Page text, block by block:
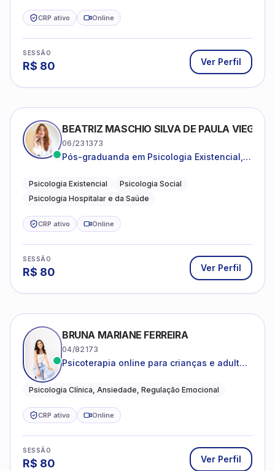
CRP ativo Online
SESSÃO
R$ 80 Ver Perfil
BEATRIZ MASCHIO SILVA DE PAULA VIEGAS
06/231373
Pós-graduanda em Psicologia Existencial,
da Saúde.
Psicologia Existencial
Psicologia Social
Psicologia Hospitalar e da Saúde
CRP ativo Online
SESSÃO
R$ 80 Ver Perfil
BRUNA MARIANE FERREIRA
04/82173
Psicoterapia online para crianças e adultos
reduzir a ansiedade e construir uma vida
Psicologia Clínica, Ansiedade, Regulação Emocional
CRP ativo Online
SESSÃO
R$ 80 Ver Perfil